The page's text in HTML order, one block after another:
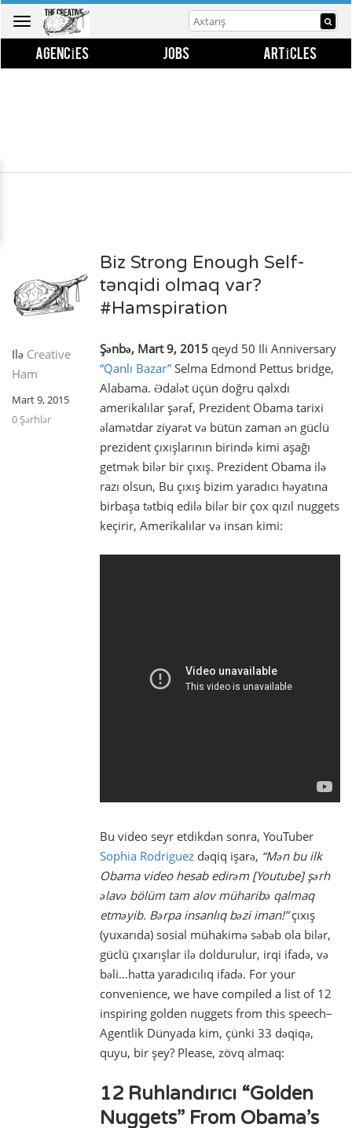
Toggle
navigation
AGENCIES JOBS ARTICLES
Ilə Creative
Ham
Mart 9, 2015
0 Şərhlər
Biz Strong Enough Self-
tənqidi olmaq var?
#Hamspiration
Şənbə, Mart 9, 2015 qeyd 50 Ili Anniversary
“Qanlı Bazar” Selma Edmond Pettus bridge,
Alabama. Ədalət üçün doğru qalxdı
amerikalılar şərəf, Prezident Obama tarixi
əlamətdar ziyarət və bütün zaman ən güclü
prezident çıxışlarının birində kimi aşağı
getmək bilər bir çıxış. Prezident Obama ilə
razı olsun, Bu çıxış bizim yaradıcı həyatına
birbaşa tətbiq edilə bilər bir çox qızıl nuggets
keçirir, Amerikalılar və insan kimi:
Bu video seyr etdikdən sonra, YouTuber
Sophia Rodriguez dəqiq işarə, “Mən bu ilk
Obama video hesab edirəm [Youtube] şərh
əlavə bölüm tam alov müharibə qalmaq
etməyib. Bərpa insanlıq bəzi iman!”çıxış
(yuxarıda) sosial mühakimə səbəb ola bilər,
güclü çıxarışlar ilə doldurulur, irqi ifadə, və
bəli…hətta yaradıcılıq ifadə. For your
convenience, we have compiled a list of 12
inspiring golden nuggets from this speech–
Agentlik Dünyada kim, çünki 33 dəqiqə,
quyu, bir şey? Please, zövq almaq:
12 Ruhlandırıcı “Golden
Nuggets” From Obama’s